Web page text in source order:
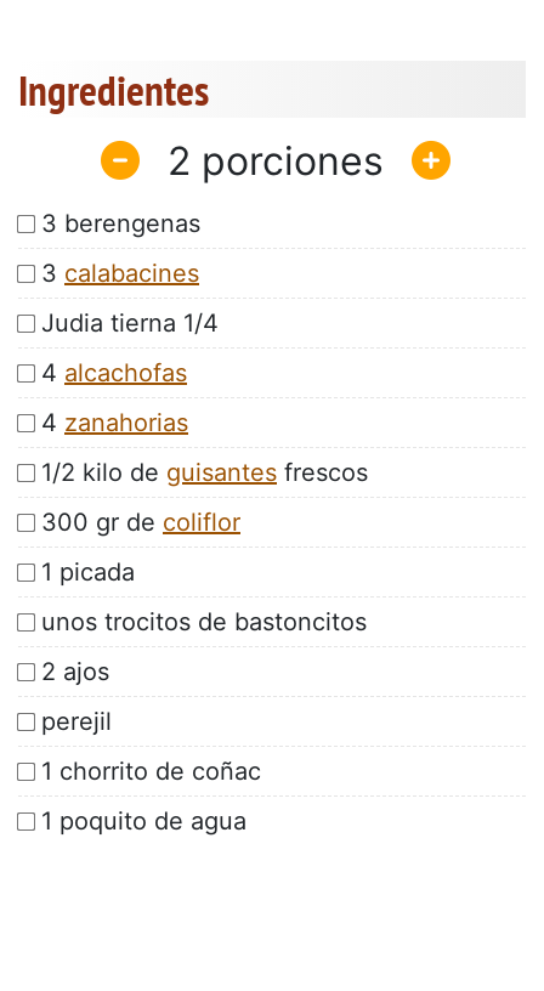
Ingredientes
2
3 berengenas
3 calabacines
Judia tierna 1/4
4 alcachofas
4 zanahorias
1/2 kilo de guisantes frescos
300 gr de coliflor
1 picada
unos trocitos de bastoncitos
2 ajos
perejil
1 chorrito de coñac
1 poquito de agua